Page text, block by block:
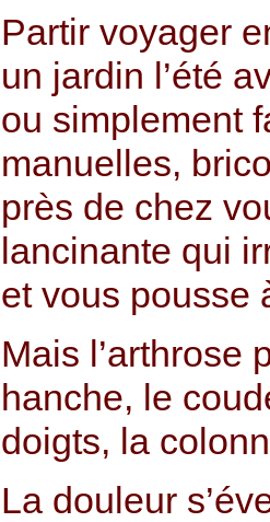
Partir voyager
un jardin l’été
ou simplement
manuelles,
près de chez
lancinante qui
et vous pousse
Mais l’arthrose
hanche, le
doigts, la
La douleur